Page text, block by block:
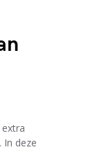
In deze